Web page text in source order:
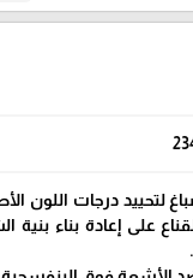
لتحييد درجات اللون
على إعادة بناء بنية